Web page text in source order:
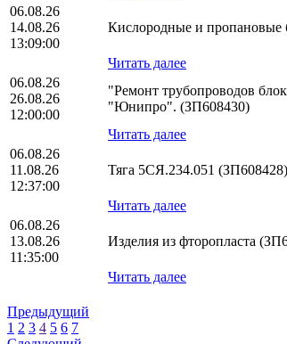
06.08.26
14.08.26
13:09:00
Кислородные и пропановые
Читать далее
06.08.26
26.08.26
12:00:00
"Ремонт трубопроводов
"Юнипро". (ЗП608430)
Читать далее
06.08.26
11.08.26
12:37:00
Тяга 5СЯ.234.051 (ЗП608428)
Читать далее
06.08.26
13.08.26
11:35:00
Изделия из фторопласта
Читать далее
Предыдущий
1 2 3 4 5 6 7